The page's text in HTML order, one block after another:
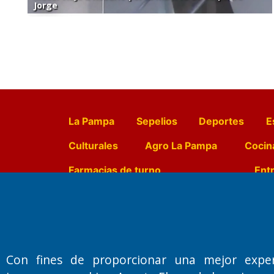
Jorge
La Pampa Sepelios Deportes
Culturales
Agro La Pampa
Farmacias de turno
Primera edición: Domingo 3 de
Miembro de ADIRA,ADEPA y CPPAL
Con fines de proporcionar una mejor